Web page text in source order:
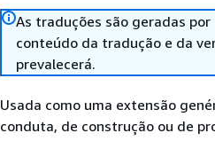
As traduções são geradas
conteúdo da tradução e da
prevalecerá.
Usada como uma extensão
conduta, de construção ou de